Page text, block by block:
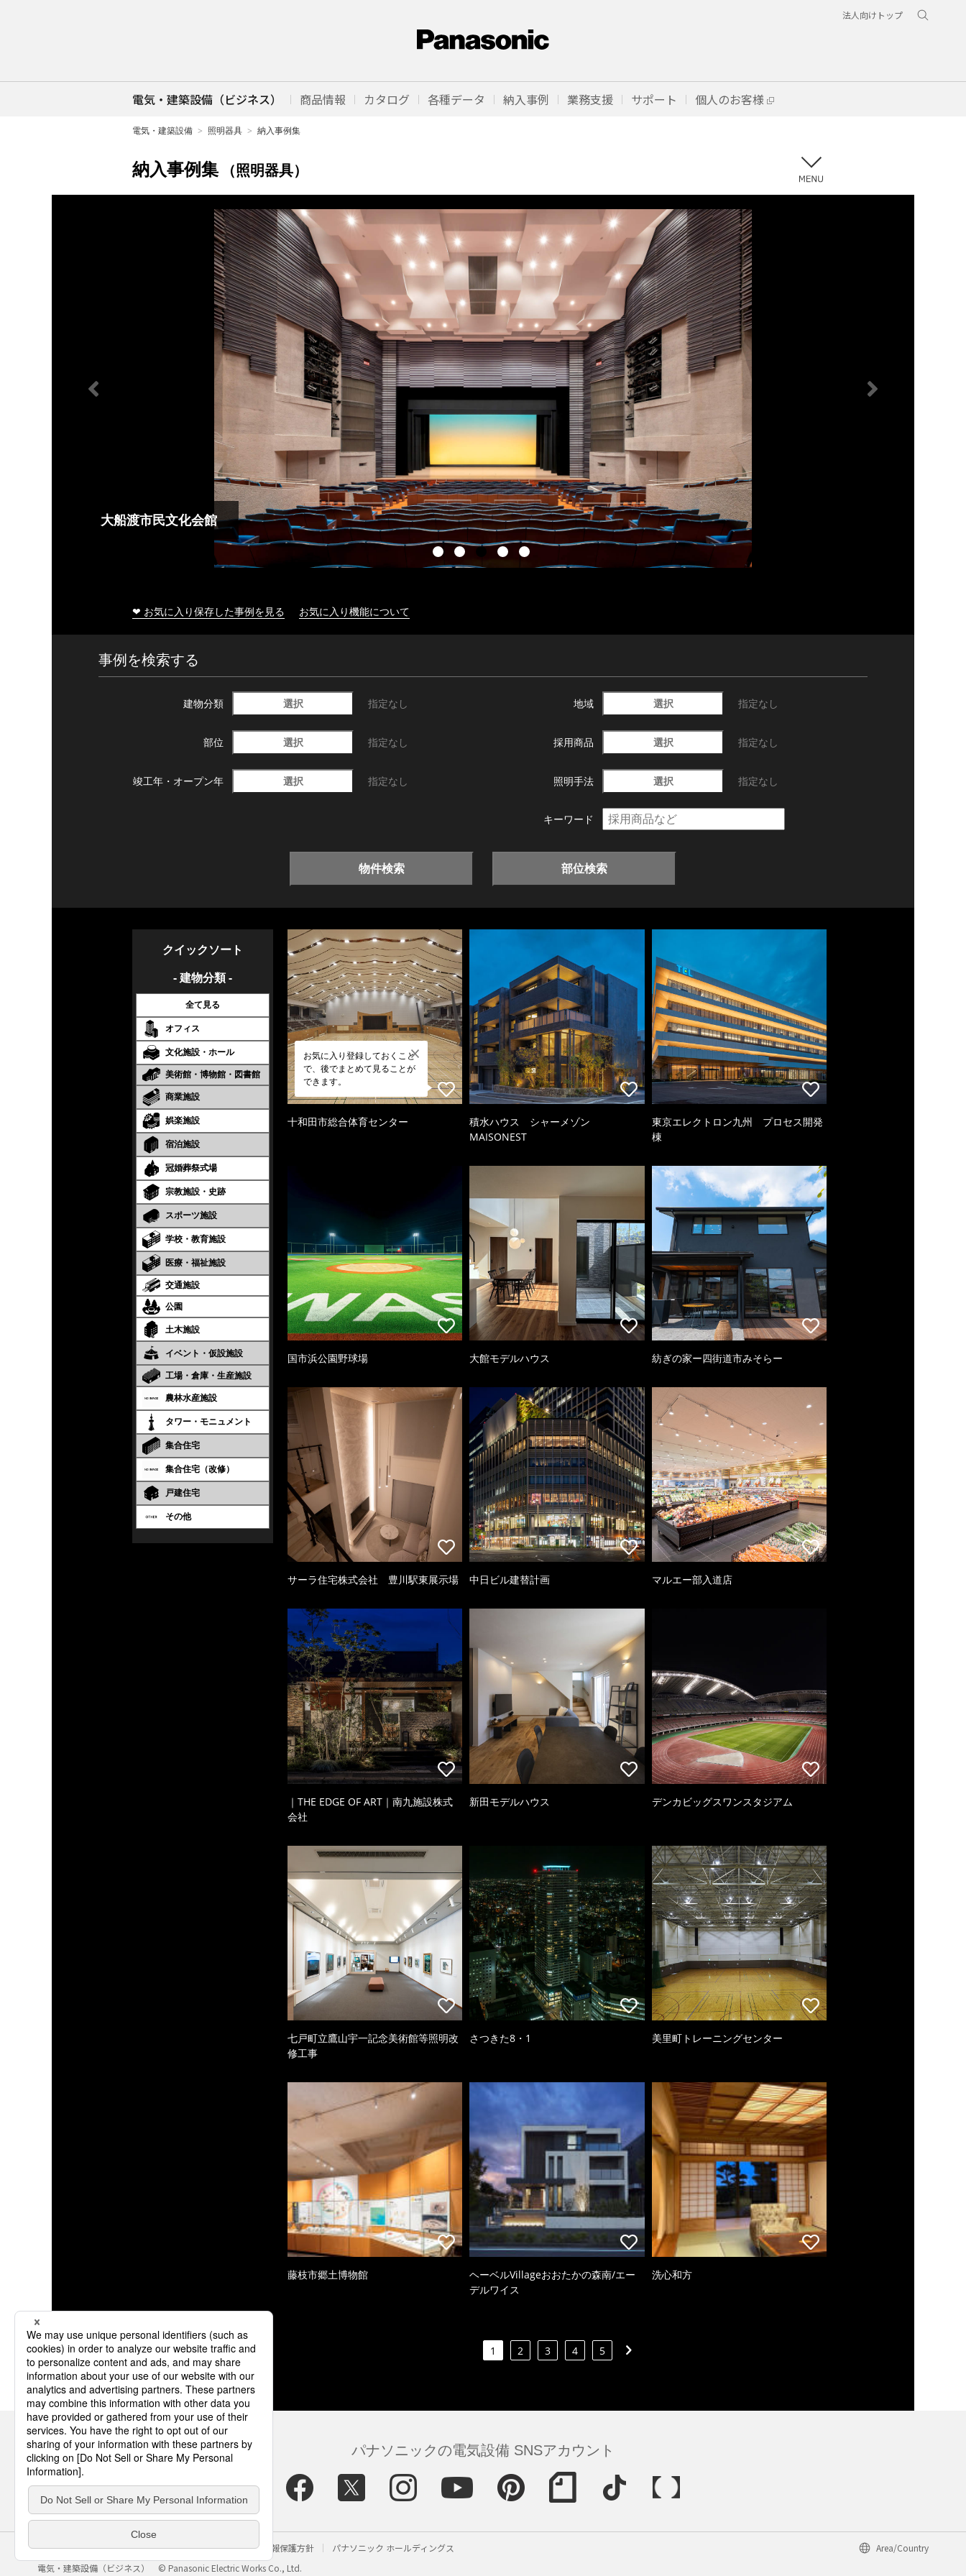
法人向けトップ
電気・建築設備（ビジネス） 商品情報 カタログ 各種データ 納入事例 業務支援 サポート 個人のお客様
電気・建築設備 照明器具 納入事例集
納入事例集 （照明器具）
大船渡市民文化会館
❤ お気に入り保存した事例を見る お気に入り機能について
事例を検索する
建物分類 選択 指定なし 地域 選択 指定なし
部位 選択 指定なし 採用商品 選択 指定なし
竣工年・ オープン年 選択 指定なし 照明手法 選択 指定なし
キーワード
物件検索 部位検索
クイックソート
- 建物分類 -
全て見る
オフィス
文化施設・ホール
美術館・博物館・図書館
商業施設
娯楽施設
宿泊施設
冠婚葬祭式場
宗教施設・史跡
スポーツ施設
学校・教育施設
医療・福祉施設
交通施設
公園
土木施設
イベント・仮設施設
工場・倉庫・生産施設
農林水産施設
タワー・モニュメント
集合住宅
集合住宅（改修）
戸建住宅
その他
お気に入り登録しておくこと
で、後でまとめて見ることが
できます。
十和田市総合体育センター
積水ハウス シャーメゾン
MAISONEST
東京エレクトロン九州 プロセス開発
棟
国市浜公園野球場 大館モデルハウス 紡ぎの家ー四街道市みそらー
サーラ住宅株式会社 豊川駅東展示場 中日ビル建替計画 マルエー部入道店
｜THE EDGE OF ART｜南九施設株式
会社
新田モデルハウス デンカビッグスワンスタジアム
七戸町立鷹山宇一記念美術館等照明改
修工事
さつきた8・1 美里町トレーニングセンター
藤枝市郷土博物館
ヘーベルVillageおおたかの森南/エー
デルワイス
洗心和方
1 2 3 4 5
パナソニックの電気設備 SNSアカウント
サイトのご利用にあたって クッキーポリシー 個人情報保護方針 パナソニック ホールディングス
Area/Country
電気・建築設備（ビジネス）
© Panasonic Electric Works Co., Ltd.